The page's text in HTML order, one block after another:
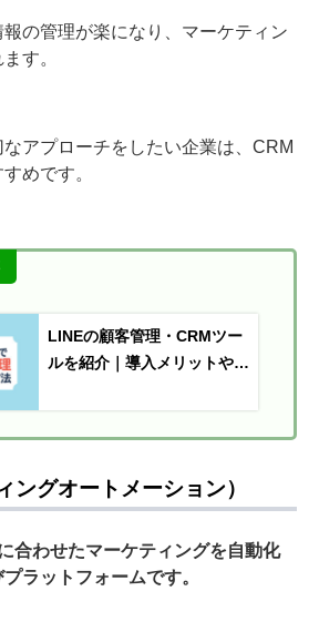
の管理が楽になり、マーケティン
す。
アプローチをしたい企業は、CRM
めです。
LINEの顧客管理・CRMツー
ルを紹介｜導入メリットや活
ングオートメーション）
合わせたマーケティングを自動化
ラットフォームです。